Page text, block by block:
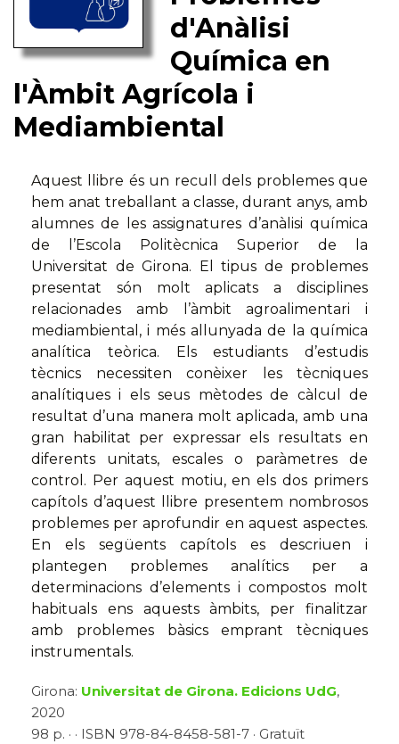
d'Anàlisi
Química en
l'Àmbit Agrícola i
Mediambiental
Aquest llibre és un recull dels problemes que
hem anat treballant a classe, durant anys, amb
alumnes de les assignatures d’anàlisi química
de l’Escola Politècnica Superior de la
Universitat de Girona. El tipus de problemes
presentat són molt aplicats a disciplines
relacionades amb l’àmbit agroalimentari i
mediambiental, i més allunyada de la química
analítica teòrica. Els estudiants d’estudis
tècnics necessiten conèixer les tècniques
analítiques i els seus mètodes de càlcul de
resultat d’una manera molt aplicada, amb una
gran habilitat per expressar els resultats en
diferents unitats, escales o paràmetres de
control. Per aquest motiu, en els dos primers
capítols d’aquest llibre presentem nombrosos
problemes per aprofundir en aquest aspectes.
En els següents capítols es descriuen i
plantegen problemes analítics per a
determinacions d’elements i compostos molt
habituals ens aquests àmbits, per finalitzar
amb problemes bàsics emprant tècniques
instrumentals.
Girona: Universitat de Girona. Edicions UdG,
2020
98 p. · · ISBN 978-84-8458-581-7 · Gratuït